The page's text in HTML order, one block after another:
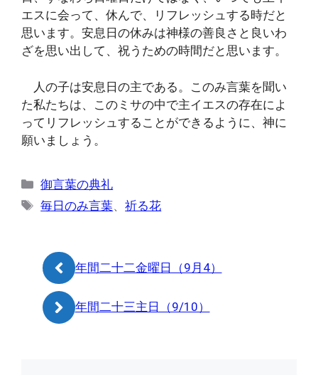
エスに会って、休んで、リフレッシュする時だと
思います。安息日の休みは神様の善良さと良いわ
ざを思い出して、祝うための時間だと思います。
人の子は安息日の主である。このみ言葉を聞い
た私たちは、このミサの中で主イエスの存在によ
ってリフレッシュすることができるように、神に
願いましょう。
カ
テ
ゴ
ー
御言葉の典礼
タ
毎日のみ言葉、祈る花
年間二十二金曜日（9月4）
年間二十三主日（9/10）